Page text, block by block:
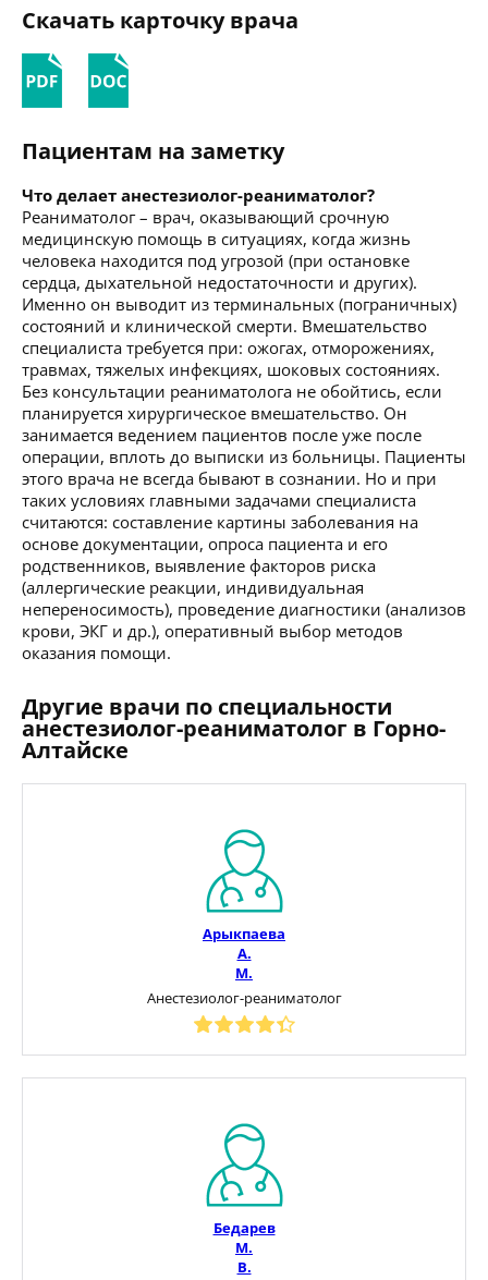
Скачать карточку врача
Пациентам на заметку
Что делает анестезиолог-реаниматолог?
Реаниматолог – врач, оказывающий срочную
медицинскую помощь в ситуациях, когда жизнь
человека находится под угрозой (при остановке
сердца, дыхательной недостаточности и других).
Именно он выводит из терминальных (пограничных)
состояний и клинической смерти. Вмешательство
специалиста требуется при: ожогах, отморожениях,
травмах, тяжелых инфекциях, шоковых состояниях.
Без консультации реаниматолога не обойтись, если
планируется хирургическое вмешательство. Он
занимается ведением пациентов после уже после
операции, вплоть до выписки из больницы. Пациенты
этого врача не всегда бывают в сознании. Но и при
таких условиях главными задачами специалиста
считаются: составление картины заболевания на
основе документации, опроса пациента и его
родственников, выявление факторов риска
(аллергические реакции, индивидуальная
непереносимость), проведение диагностики (анализов
крови, ЭКГ и др.), оперативный выбор методов
оказания помощи.
Другие врачи по специальности
анестезиолог-реаниматолог в Горно-
Алтайске
Арыкпаева
А.
М.
Анестезиолог-реаниматолог
Бедарев
М.
В.